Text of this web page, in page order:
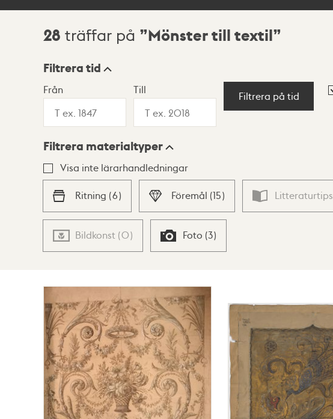
Sökresultat
28 träffar på Mönster till textil
Visningsläge
Lista Karta
Filtrera tid
Från Till
Filtrera på tid
Filtrera materialtyper
Visa inte lärarhandledningar
Ritning (6) Föremål (15) Litteraturtips
Bildkonst (0) Foto (3)